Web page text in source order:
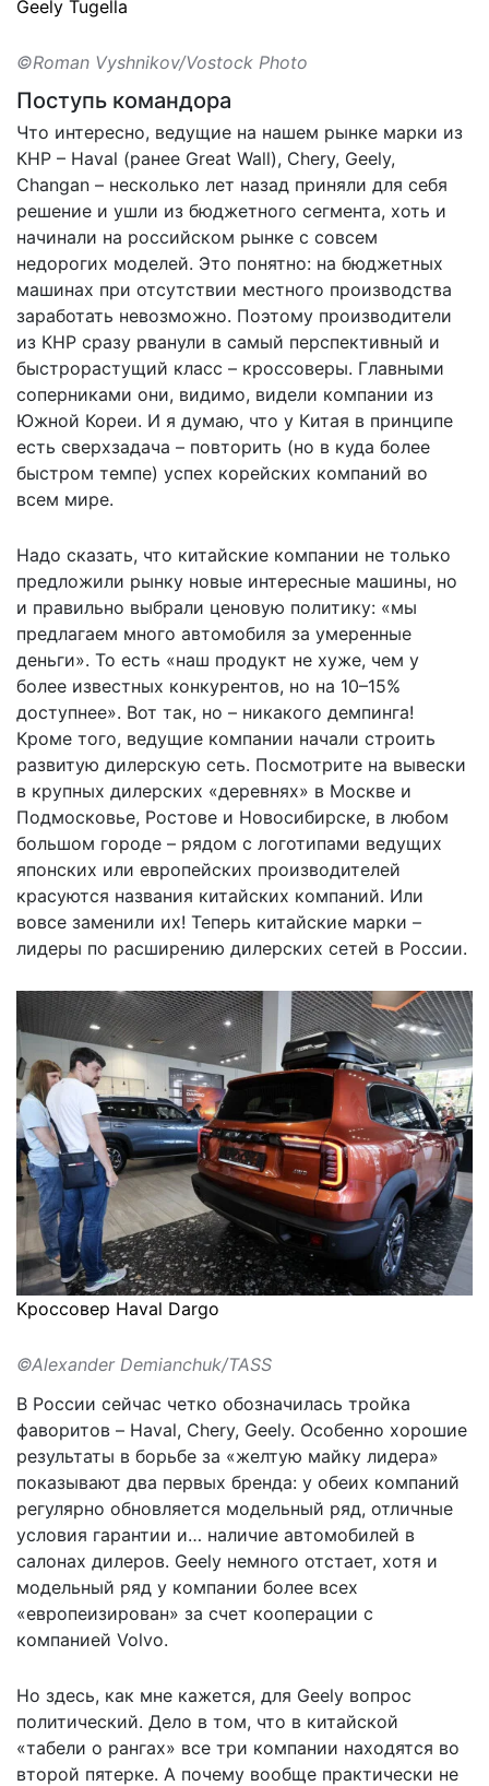
Geely Tugella
©Roman Vyshnikov/Vostock Photo
Поступь командора
Что интересно, ведущие на нашем рынке марки из
КНР – Haval (ранее Great Wall), Chery, Geely,
Changan – несколько лет назад приняли для себя
решение и ушли из бюджетного сегмента, хоть и
начинали на российском рынке с совсем
недорогих моделей. Это понятно: на бюджетных
машинах при отсутствии местного производства
заработать невозможно. Поэтому производители
из КНР сразу рванули в самый перспективный и
быстрорастущий класс – кроссоверы. Главными
соперниками они, видимо, видели компании из
Южной Кореи. И я думаю, что у Китая в принципе
есть сверхзадача – повторить (но в куда более
быстром темпе) успех корейских компаний во
всем мире.
Надо сказать, что китайские компании не только
предложили рынку новые интересные машины, но
и правильно выбрали ценовую политику: «мы
предлагаем много автомобиля за умеренные
деньги». То есть «наш продукт не хуже, чем у
более известных конкурентов, но на 10–15%
доступнее». Вот так, но – никакого демпинга!
Кроме того, ведущие компании начали строить
развитую дилерскую сеть. Посмотрите на вывески
в крупных дилерских «деревнях» в Москве и
Подмосковье, Ростове и Новосибирске, в любом
большом городе – рядом с логотипами ведущих
японских или европейских производителей
красуются названия китайских компаний. Или
вовсе заменили их! Теперь китайские марки –
лидеры по расширению дилерских сетей в России.
Кроссовер Haval Dargo
©Alexander Demianchuk/TASS
В России сейчас четко обозначилась тройка
фаворитов – Haval, Chery, Geely. Особенно хорошие
результаты в борьбе за «желтую майку лидера»
показывают два первых бренда: у обеих компаний
регулярно обновляется модельный ряд, отличные
условия гарантии и… наличие автомобилей в
салонах дилеров. Geely немного отстает, хотя и
модельный ряд у компании более всех
«европеизирован» за счет кооперации с
компанией Volvo.
Но здесь, как мне кажется, для Geely вопрос
политический. Дело в том, что в китайской
«табели о рангах» все три компании находятся во
второй пятерке. А почему вообще практически не